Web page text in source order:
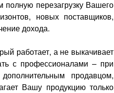
полную перезагрузку Вашего
новых поставщиков,
дохода.
работает, а не выкачивает
с профессионалами – при
продавцом,
Вашу продукцию только